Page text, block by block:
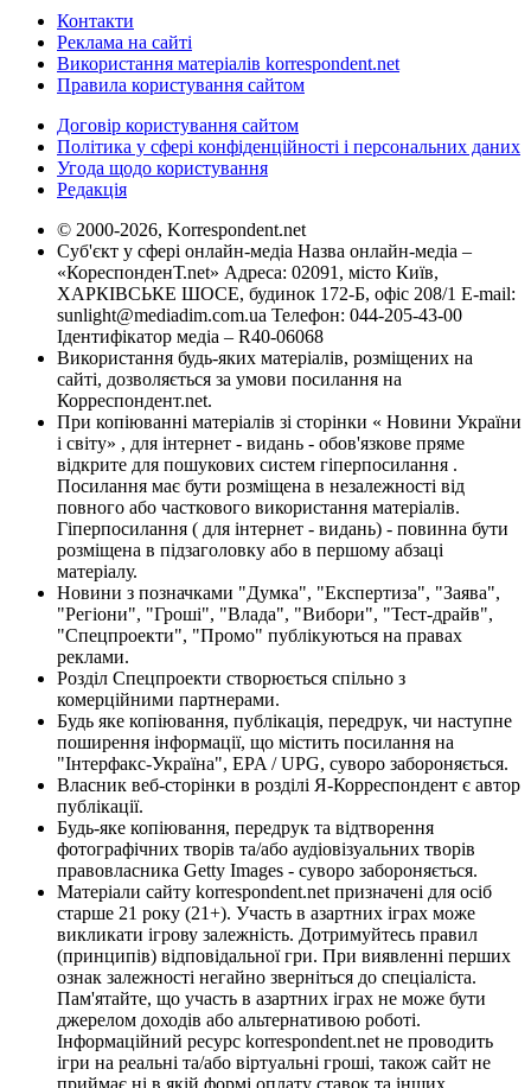
Контакти
Реклама на сайті
Використання матеріалів korrespondent.net
Правила користування сайтом
Договір користування сайтом
Політика у сфері конфіденційності і персональних даних
Угода щодо користування
Редакція
© 2000-2026, Korrespondent.net
Суб'єкт у сфері онлайн-медіа Назва онлайн-медіа –
«КореспонденТ.net» Адреса: 02091, місто Київ,
ХАРКІВСЬКЕ ШОСЕ, будинок 172-Б, офіс 208/1 E-mail:
sunlight@mediadim.com.ua Телефон: 044-205-43-00
Ідентифікатор медіа – R40-06068
Використання будь-яких матеріалів, розміщених на
сайті, дозволяється за умови посилання на
Корреспондент.net.
При копіюванні матеріалів зі сторінки « Новини України
і світу» , для інтернет - видань - обов'язкове пряме
відкрите для пошукових систем гіперпосилання .
Посилання має бути розміщена в незалежності від
повного або часткового використання матеріалів.
Гіперпосилання ( для інтернет - видань) - повинна бути
розміщена в підзаголовку або в першому абзаці
матеріалу.
Новини з позначками "Думка", "Експертиза", "Заява",
"Регіони", "Гроші", "Влада", "Вибори", "Тест-драйв",
"Спецпроекти", "Промо" публікуються на правах
реклами.
Розділ Спецпроекти створюється спільно з
комерційними партнерами.
Будь яке копіювання, публікація, передрук, чи наступне
поширення інформації, що містить посилання на
"Інтерфакс-Україна", EPA / UPG, суворо забороняється.
Власник веб-сторінки в розділі Я-Корреспондент є автор
публікації.
Будь-яке копіювання, передрук та відтворення
фотографічних творів та/або аудіовізуальних творів
правовласника Getty Images - суворо забороняється.
Матеріали сайту korrespondent.net призначені для осіб
старше 21 року (21+). Участь в азартних іграх може
викликати ігрову залежність. Дотримуйтесь правил
(принципів) відповідальної гри. При виявленні перших
ознак залежності негайно зверніться до спеціаліста.
Пам'ятайте, що участь в азартних іграх не може бути
джерелом доходів або альтернативою роботі.
Інформаційний ресурс korrespondent.net не проводить
ігри на реальні та/або віртуальні гроші, також сайт не